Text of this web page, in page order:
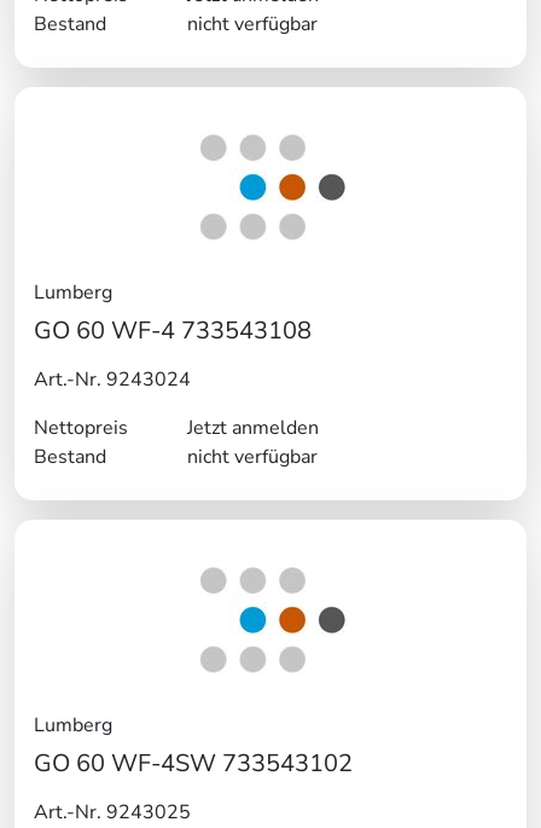
Bestand
nicht verfügbar
Lumberg
GO 60 WF-4 733543108
Art.-Nr. 9243024
Nettopreis
Jetzt anmelden
Bestand
nicht verfügbar
Lumberg
GO 60 WF-4SW 733543102
Art.-Nr. 9243025